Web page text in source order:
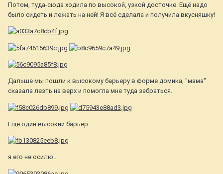
Потом, туда-сюда ходила по высокой, узкой досточке. Ещё надо
было сидеть и лежать на ней! Я всё сделала и получила вкусняшку!
Дальше мы пошли к высокому барьеру в форме домика, "мама"
сказала лезть на верх и помогла мне туда забраться.
Ещё один высокий барьер..
я его не осилю..